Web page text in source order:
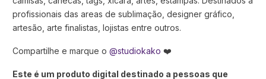
profissionais das areas de sublimação, designer gráfico,
artesão, arte finalistas, lojistas entre outros.
Compartilhe e marque o @studiokako ❤️
Este é um produto digital destinado a pessoas que